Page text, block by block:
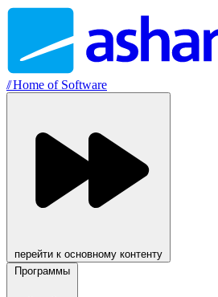
//Home of Software
перейти к основному контенту
Программы